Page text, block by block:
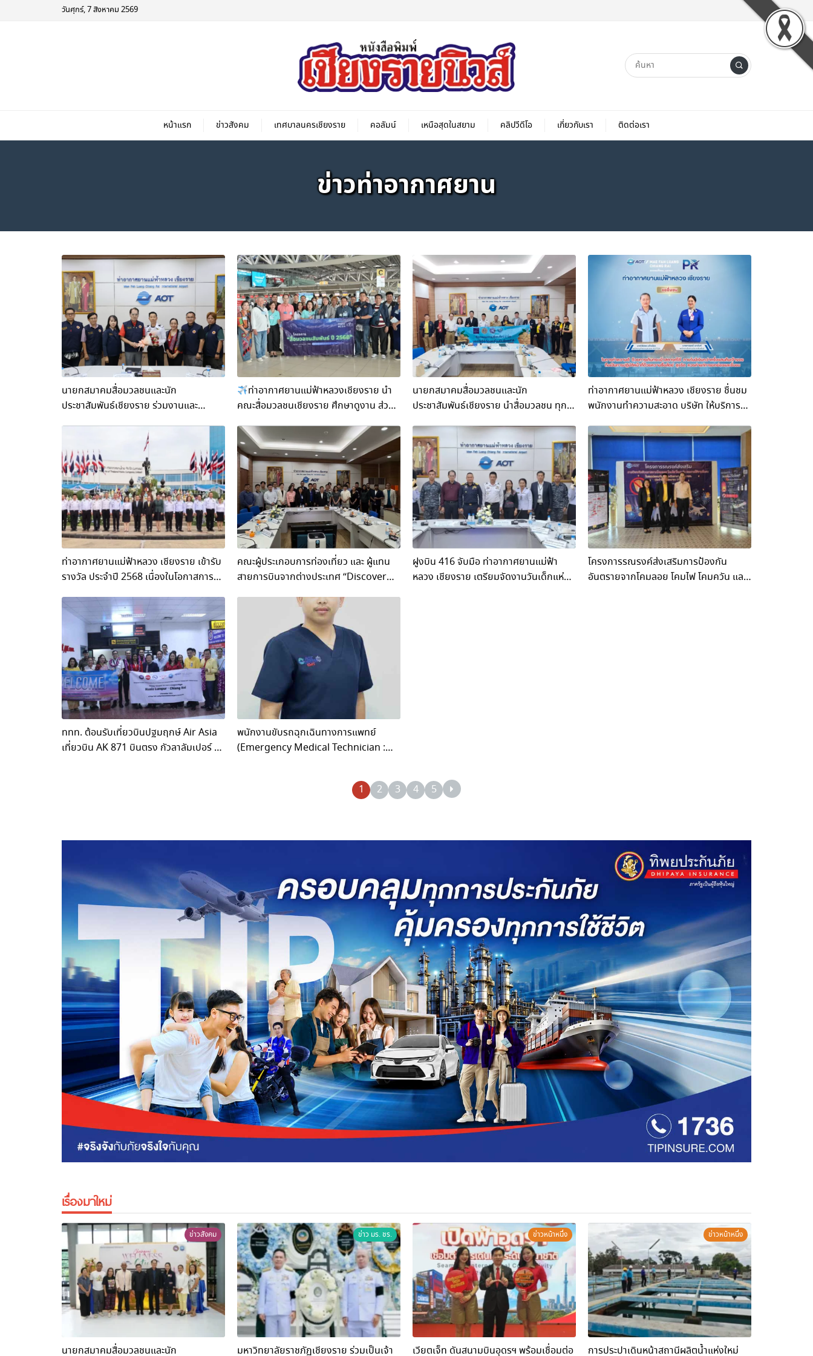
วันศุกร์, 7 สิงหาคม 2569
หน้าแรก ข่าวสังคม เทศบาลนครเชียงราย คอลัมน์ เหนือสุดในสยาม คลิปวีดีโอ เกี่ยวกับเรา ติดต่อเรา
ข่าวท่าอากาศยาน
นายกสมาคมสื่อมวลชนและนัก
ประชาสัมพันธ์เชียงราย ร่วมงานและ
หลวง เชียงราย ท่านใหม่
ท่าอากาศยานแม่ฟ้าหลวงเชียงราย นำ
คณะสื่อมวลชนเชียงราย ศึกษาดูงาน ส่วน
สุวรรณภูมิ
นายกสมาคมสื่อมวลชนและนัก
ประชาสัมพันธ์เชียงราย นำสื่อมวลชน ทุก
ฟ้าหลวงเชียงราย จังหวัดเชียงราย จับมือ
สายการบินไทยเวียทเจ็ท เชื่อมโยงลำไย สู่
จังหวัดภูเก็ต Kick off กิจกรรม “ลำไยบิน
ได้” แก้ปัญหาลำไยล้นตลาด กิจกรรมการ
เชื่อมโยงลำไย บรรทุกใต้ท้องเครื่องบิน
โดยสาร “ลำไยบินได้” จังหวัดเชียงราย
ท่าอากาศยานแม่ฟ้าหลวง เชียงราย ชื่นชม
พนักงานทำความสะอาด บริษัท ให้บริการ
และพนักงานในงานประชาสัมพันธ์ บริษัท เจ
อีพี แอนด์ซัพพลาย จำกัด เก็บกระเป๋า
สตางค์ได้ ภายในมีเงินกว่าครึ่งแสนคืน
เจ้าของ
ท่าอากาศยานแม่ฟ้าหลวง เชียงราย เข้ารับ
รางวัล ประจำปี 2568 เนื่องในโอกาสการ
คณะผู้ประเกอบการท่องเที่ยว และ ผู้แทน
สายการบินจากต่างประเทศ “Discover
Trip” มาทัศนศึกษาเพื่อดูความพร้อมการ
รองรับด้านการบิน และการท่องเที่ยว
จังหวัดเชียงราย
ฝูงบิน 416 จับมือ ท่าอากาศยานแม่ฟ้า
หลวง เชียงราย เตรียมจัดงานวันเด็กแห่ง
โครงการรณรงค์ส่งเสริมการป้องกัน
อันตรายจากโคมลอย โคมไฟ โคมควัน และ
ททท. ต้อนรับเที่ยวบินปฐมฤกษ์ Air Asia
เที่ยวบิน AK 871 บินตรง กัวลาลัมเปอร์ –
พนักงานขับรถฉุกเฉินทางการแพทย์
(Emergency Medical Technician :
ฟ้าหลวง เชียงราย ได้รับบาดเจ็บถูกใบพัด
เครื่องยนต์เรือฟันเข้าเอ็นร้อยหวาย บริเวณ
เชียงใหม่
1 2 3 4 5
เรื่องมาใหม่
ข่าวสังคม
นายกสมาคมสื่อมวลชนและนัก
ข่าว มร. ชร.
มหาวิทยาลัยราชภัฏเชียงราย ร่วมเป็นเจ้า
ข่าวหน้าหนึ่ง
เวียตเจ็ท ดันสนามบินอุดรฯ พร้อมเชื่อมต่อ
ข่าวหน้าหนึ่ง
การประปาเดินหน้าสถานีผลิตน้ำแห่งใหม่